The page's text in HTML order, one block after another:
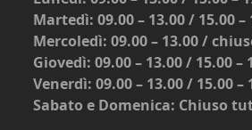
Martedì: 09.00 – 13.00 / 15.00 –
Mercoledì: 09.00 – 13.00 /
Giovedì: 09.00 – 13.00 / 15.00 –
Venerdì: 09.00 – 13.00 / 15.00 –
Sabato e Domenica: Chiuso